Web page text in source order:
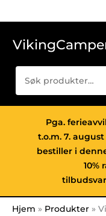
rett
innholdet
Pga.
t.o.m. 7.
bestiller i
10%
Hjem Produkter